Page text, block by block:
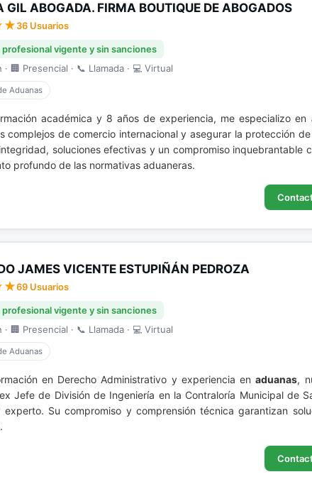
GIL ABOGADA. FIRMA BOUTIQUE DE ABOGADOS
36 Usuarios
vigente y sin sanciones
· 🏢 Presencial · 📞 Llamada · 💻 Virtual
Aduanas
académica y 8 años de experiencia, me especializo en
complejos de comercio internacional y asegurar la protección
soluciones efectivas y un compromiso
profundo de las normativas aduaneras.
JAMES VICENTE ESTUPIÑÁN PEDROZA
69 Usuarios
vigente y sin sanciones
· 🏢 Presencial · 📞 Llamada · 💻 Virtual
Aduanas
en Derecho Administrativo y experiencia enaduanas,
Jefe de División de Ingeniería en la Contraloría Municipal de
Su compromiso y comprensión técnica garantizan